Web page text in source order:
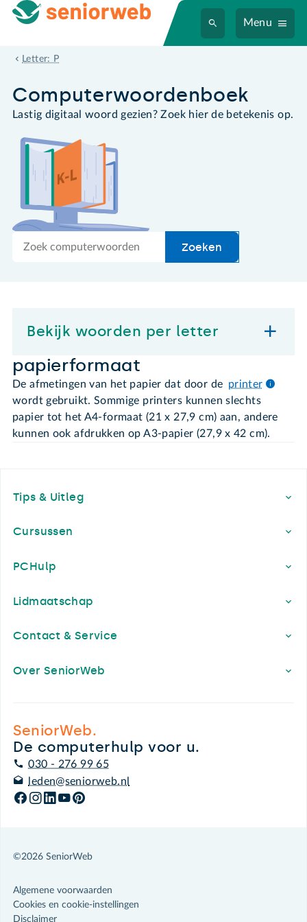
Menu
Letter: P
papierformaat
Computer­woordenboek
Lastig digitaal woord gezien? Zoek hier de betekenis op.
Zoek
Zoeken
Bekijk woorden per letter
papierformaat
De afmetingen van het papier dat door de printer
wordt gebruikt. Sommige printers kunnen slechts
papier tot het A4-formaat (21 x 27,9 cm) aan, andere
kunnen ook afdrukken op A3-papier (27,9 x 42 cm).
Tips & Uitleg
Cursussen
PCHulp
Lidmaatschap
Contact & Service
Over SeniorWeb
SeniorWeb.
De computerhulp voor u.
030 - 276 99 65
leden@seniorweb.nl
©2026 SeniorWeb
Algemene voorwaarden
Cookies en cookie-instellingen
Disclaimer